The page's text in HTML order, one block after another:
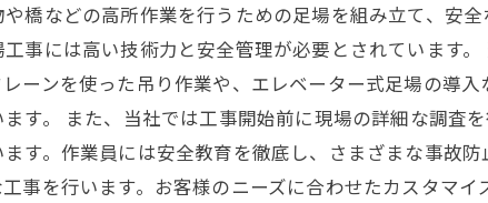
橋などの高所作業を行うための足場を組み立て、安
事には高い技術力と安全管理が必要とされています
ーンを使った吊り作業や、エレベーター式足場の導
す。 また、当社では工事開始前に現場の詳細な調査
す。作業員には安全教育を徹底し、さまざまな事故
事を行います。お客様のニーズに合わせたカスタマ